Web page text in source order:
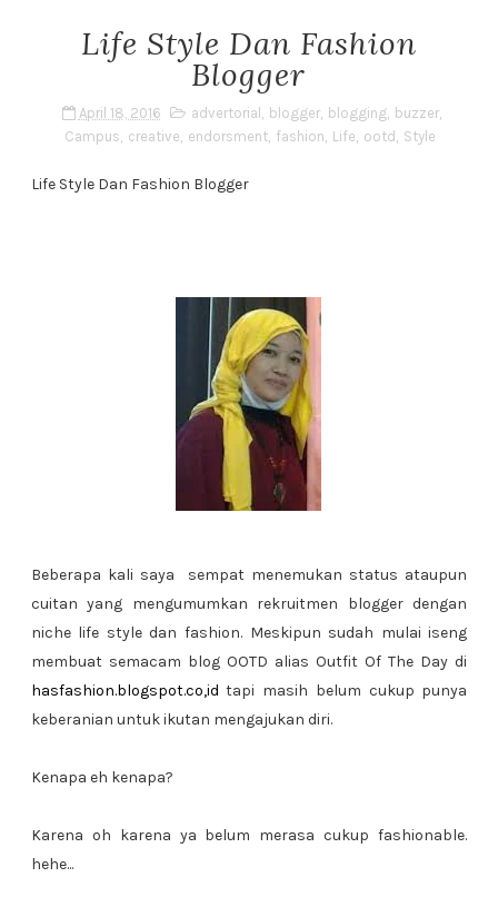
Life Style Dan Fashion
Blogger
April 18, 2016 advertorial , blogger, blogging, buzzer,
Campus, creative, endorsment, fashion, Life, ootd , Style
Life Style Dan Fashion Blogger
Beberapa kali saya sempat menemukan status ataupun
cuitan yang mengumumkan rekruitmen blogger dengan
niche life style dan fashion. Meskipun sudah mulai iseng
membuat semacam blog OOTD alias Outfit Of The Day di
hasfashion.blogspot.co,id tapi masih belum cukup punya
keberanian untuk ikutan mengajukan diri.
Kenapa eh kenapa?
Karena oh karena ya belum merasa cukup fashionable.
hehe...